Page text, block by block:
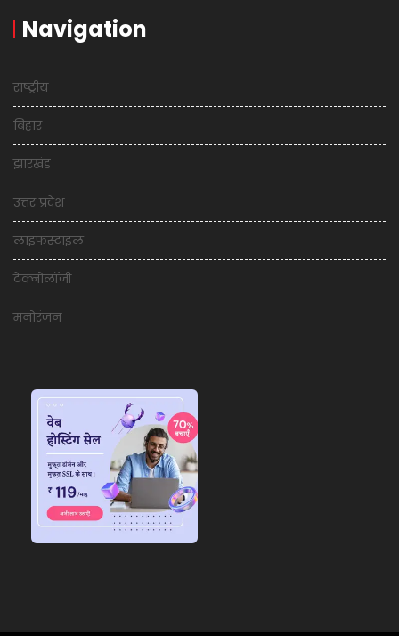
Navigation
राष्ट्रीय
बिहार
झारखंड
उत्तर प्रदेश
लाइफस्टाइल
टेक्नोलॉजी
मनोरंजन